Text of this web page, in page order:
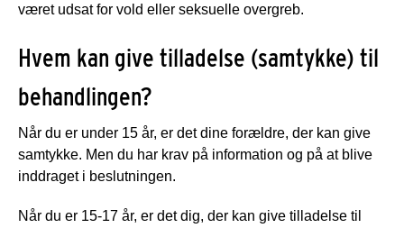
været udsat for vold eller seksuelle overgreb.
Hvem kan give tilladelse (samtykke) til
behandlingen?
Når du er under 15 år, er det dine forældre, der kan give
samtykke. Men du har krav på information og på at blive
inddraget i beslutningen.
Når du er 15-17 år, er det dig, der kan give tilladelse til